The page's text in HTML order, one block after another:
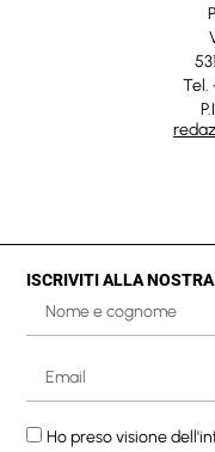
Tel.
ISCRIVITI ALLA
Ho preso visione